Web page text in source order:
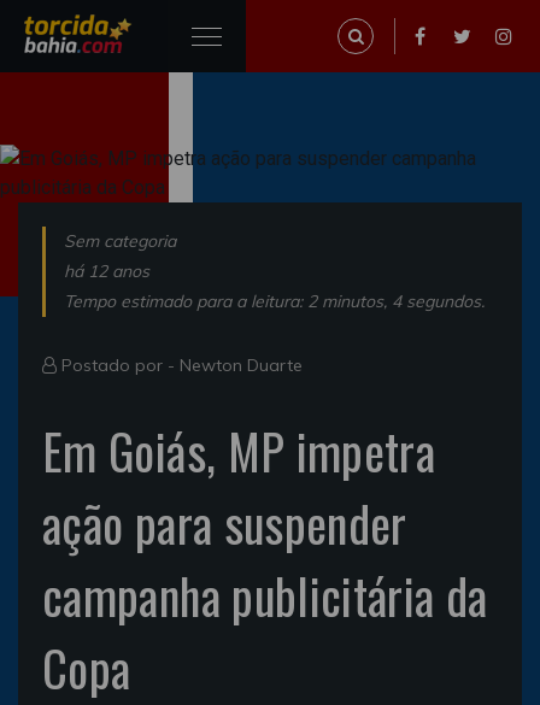
Sem categoria
há 12 anos
Tempo estimado para a leitura: 2 minutos, 4 segundos.
Postado por - Newton Duarte
Em Goiás, MP impetra
ação para suspender
campanha publicitária da
Copa